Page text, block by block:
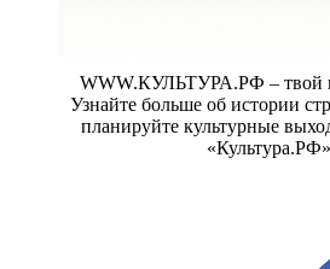
WWW.КУЛЬТУРА.РФ – твой
Узнайте больше об истории
планируйте культурные